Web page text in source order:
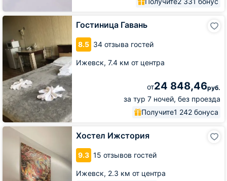
Гостиница Гавань
8.5 34 отзыва гостей
Ижевск, 7.4 км от центра
от24 848,46руб.
за тур 7 ночей, без проезда
Получите1 242 бонуса
Гостиница
Гавань
Хостел Ижстория
9.3 15 отзывов гостей
Ижевск, 2.3 км от центра
Хостел
Ижстория